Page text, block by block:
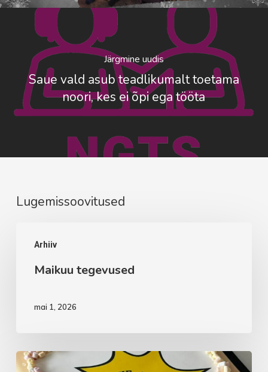
Järgmine uudis
Saue vald asub teadlikumalt toetama
noori, kes ei õpi ega tööta
Lugemissoovitused
Arhiiv
tegevused
Maikuu tegevused
mai 1, 2026
Aprillikuu